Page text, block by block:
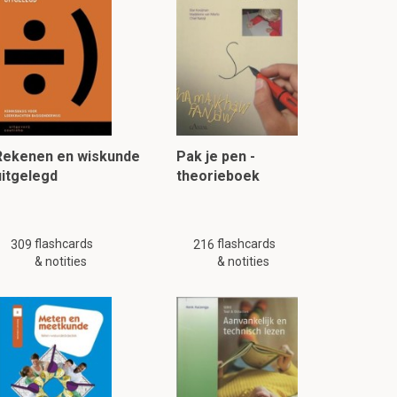
en wiskunde
309 flashcards
& notities
Pak je pen -
theorieboek
216 flashcards
& notities